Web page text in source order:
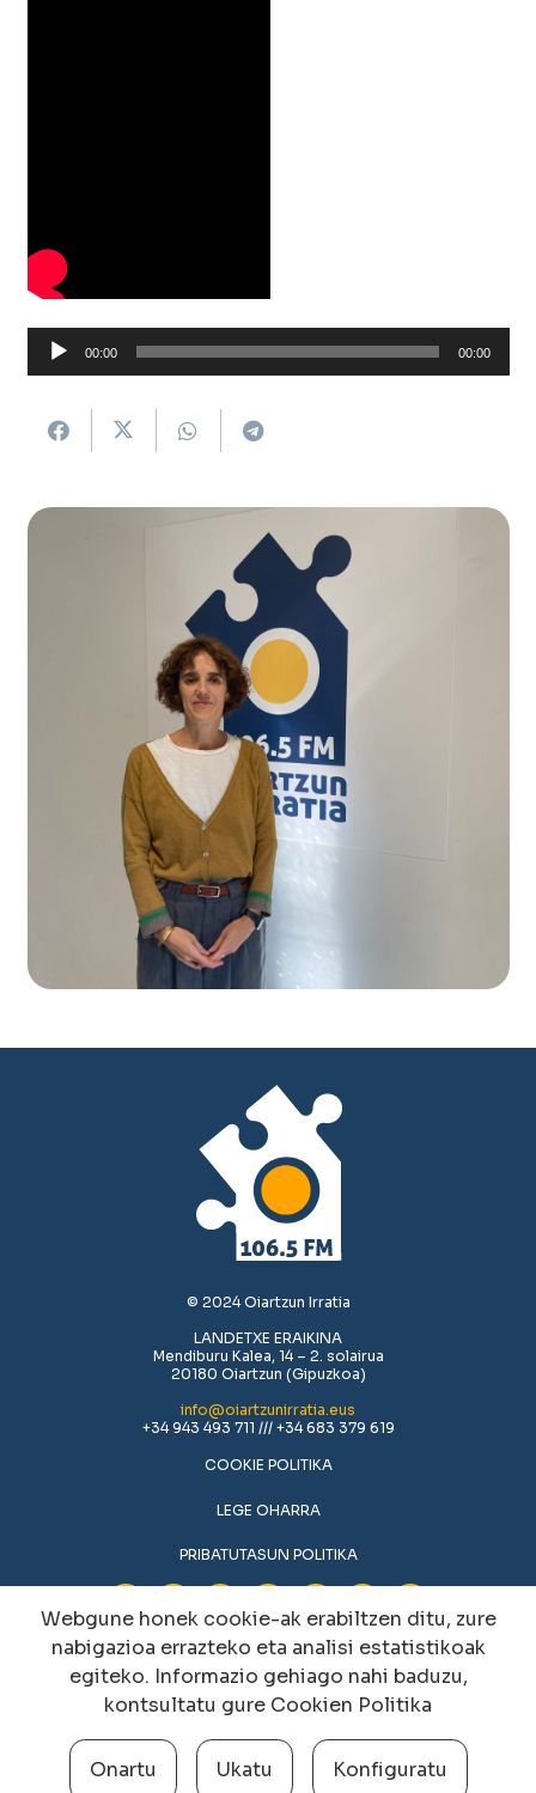
Soinu
erreproduzigailua
00:00 00:00
© 2024 Oiartzun Irratia
LANDETXE ERAIKINA
Mendiburu Kalea, 14 – 2. solairua
20180 Oiartzun (Gipuzkoa)
info@oiartzunirratia.eus
+34 943 493 711 /// +34 683 379 619
COOKIE POLITIKA
LEGE OHARRA
PRIBATUTASUN POLITIKA
Cookien konfigurazioa aldatu
Webgune honek cookie-ak erabiltzen ditu, zure
nabigazioa errazteko eta analisi estatistikoak
egiteko. Informazio gehiago nahi baduzu,
kontsultatu gure Cookien Politika
Onartu Ukatu Konfiguratu